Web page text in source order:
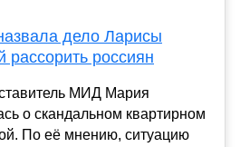
дело Ларисы
рассорить россиян
МИД Мария
о скандальном квартирном
По её мнению, ситуацию